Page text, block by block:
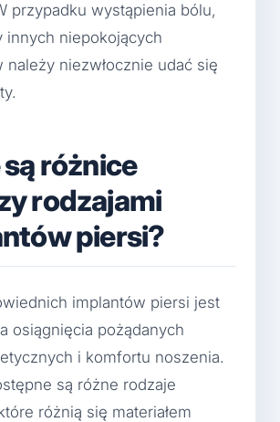
przypadku wystąpienia bólu,
innych niepokojących
należy niezwłocznie udać się
różnice
rodzajami
piersi?
implantów piersi jest
osiągnięcia pożądanych
i komfortu noszenia.
są różne rodzaje
różnią się materiałem